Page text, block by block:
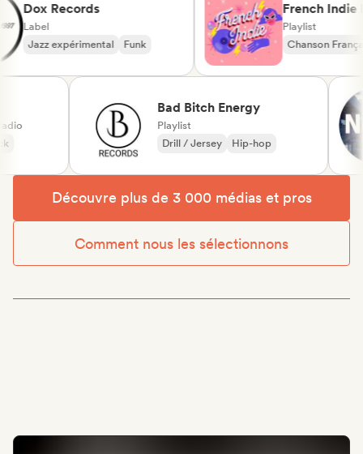
Dox Records
Label
Jazz expérimental
Funk
French
Playlist
Chanson
Bad Bitch Energy
Playlist
Drill / Jersey
Hip-hop
Découvre plus de 3 000 médias et pros
Comment nous les sélectionnons